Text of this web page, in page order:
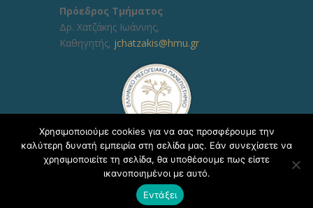
Πρόεδρος Τμήματος
Δρ. Χατζάκης Ιωάννης,
Καθηγητής, jchatzakis@hmu.gr
Copyright © 2020, ΕΛΜΕΠΑ Τμήμα Υποστήριξης
Εκπαιδευτικών Διαδικασιών - Δ/νση Πληροφορικής
Χρησιμοποιούμε cookies για να σας προσφέρουμε την
καλύτερη δυνατή εμπειρία στη σελίδα μας. Εάν συνεχίσετε να
χρησιμοποιείτε τη σελίδα, θα υποθέσουμε πως είστε
ικανοποιημένοι με αυτό.
Εντάξει